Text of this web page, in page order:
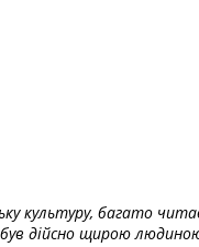
культуру, багато
дійсно щирою